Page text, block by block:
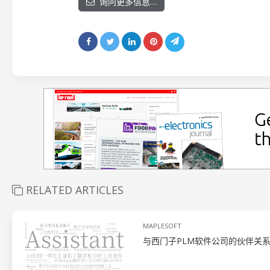
RELATED ARTICLES
MAPLESOFT
与西门子PLM软件公司的伙伴关系